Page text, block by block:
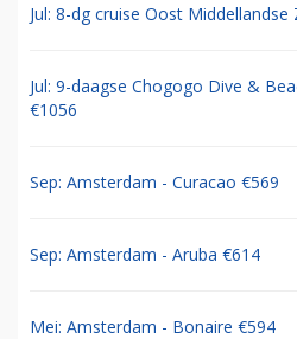
Jul: 8-dg cruise Oost Middellandse
Jul: 9-daagse Chogogo Dive &
€1056
Sep: Amsterdam - Curacao €569
Sep: Amsterdam - Aruba €614
Mei: Amsterdam - Bonaire €594